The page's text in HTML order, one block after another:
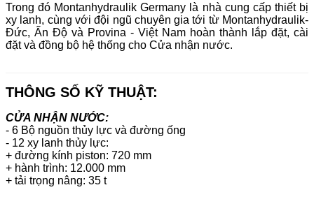
Trong đó Montanhydraulik Germany là nhà cung cấp thiết bị
xy lanh, cùng với đội ngũ chuyên gia tới từ Montanhydraulik-
Đức, Ấn Độ và Provina - Việt Nam hoàn thành lắp đặt, cài
đặt và đồng bộ hệ thống cho Cửa nhận nước.
THÔNG SỐ KỸ THUẬT:
CỬA NHẬN NƯỚC:
- 6 Bộ nguồn thủy lực và đường ống
- 12 xy lanh thủy lực:
+ đường kính piston: 720 mm
+ hành trình: 12.000 mm
+ tải trọng nâng: 35 t